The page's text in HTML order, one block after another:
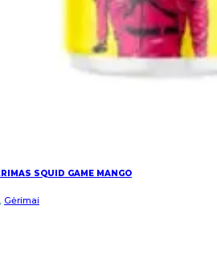
SQUID GAME MANGO
, Gėrimai